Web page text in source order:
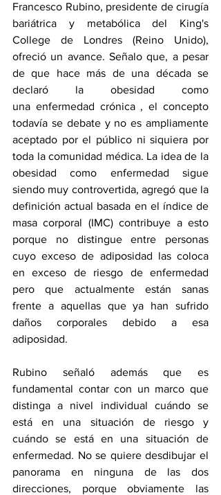
Francesco Rubino, presidente de cirugía
bariátrica y metabólica del King's
College de Londres (Reino Unido),
ofreció un avance. Señalo que, a pesar
de que hace más de una década se
declaró la obesidad como
una enfermedad crónica , el concepto
todavía se debate y no es ampliamente
aceptado por el público ni siquiera por
toda la comunidad médica. La idea de la
obesidad como enfermedad sigue
siendo muy controvertida, agregó que la
definición actual basada en el índice de
masa corporal (IMC) contribuye a esto
porque no distingue entre personas
cuyo exceso de adiposidad las coloca
en exceso de riesgo de enfermedad
pero que actualmente están sanas
frente a aquellas que ya han sufrido
daños corporales debido a esa
adiposidad.
Rubino señaló además que es
fundamental contar con un marco que
distinga a nivel individual cuándo se
está en una situación de riesgo y
cuándo se está en una situación de
enfermedad. No se quiere desdibujar el
panorama en ninguna de las dos
direcciones, porque obviamente las